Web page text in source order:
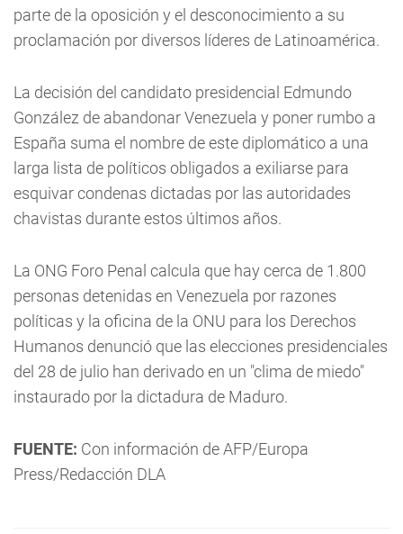
parte de la oposición y el desconocimiento a su
proclamación por diversos líderes de Latinoamérica.
La decisión del candidato presidencial Edmundo
González de abandonar Venezuela y poner rumbo a
España suma el nombre de este diplomático a una
larga lista de políticos obligados a exiliarse para
esquivar condenas dictadas por las autoridades
chavistas durante estos últimos años.
La ONG Foro Penal calcula que hay cerca de 1.800
personas detenidas en Venezuela por razones
políticas y la oficina de la ONU para los Derechos
Humanos denunció que las elecciones presidenciales
del 28 de julio han derivado en un "clima de miedo"
instaurado por la dictadura de Maduro.
FUENTE: Con información de AFP/Europa
Press/Redacción DLA